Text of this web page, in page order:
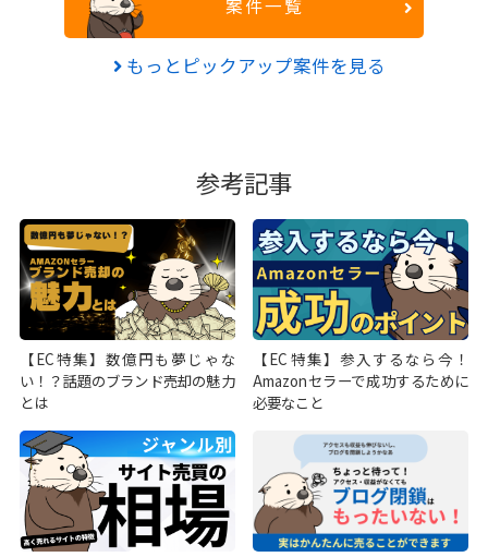
案件一覧
もっとピックアップ案件を見る
参考記事
【EC特集】数億円も夢じゃな
い！？話題のブランド売却の魅力
とは
【EC特集】参入するなら今！
Amazonセラーで成功するために
必要なこと